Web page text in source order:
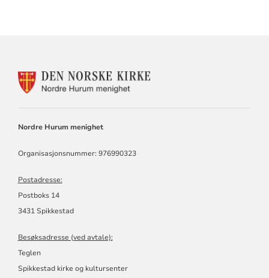
KONTAKTINFORMASJON
Nordre Hurum menighet
Organisasjonsnummer: 976990323
Postadresse:
Postboks 14
3431 Spikkestad
Besøksadresse (ved avtale):
Teglen
Spikkestad kirke og kultursenter